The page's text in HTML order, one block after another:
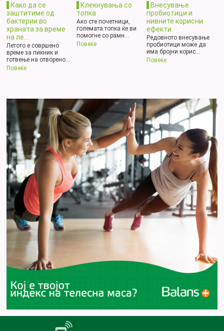
Како да се
заштитиме од
бактерии во
храната за време
на ле...
Летото е совршено
време за пикник и
готвење на отворено...
Повеќе
Клекнувања со
топка
Ако сте почетници,
големата топка ќе ви
помогне со рамн...
Повеќе
Внесување
пробиотици и
нивните корисни
ефекти
Редовното внесување
пробиотици може да
има бројни корис...
Повеќе